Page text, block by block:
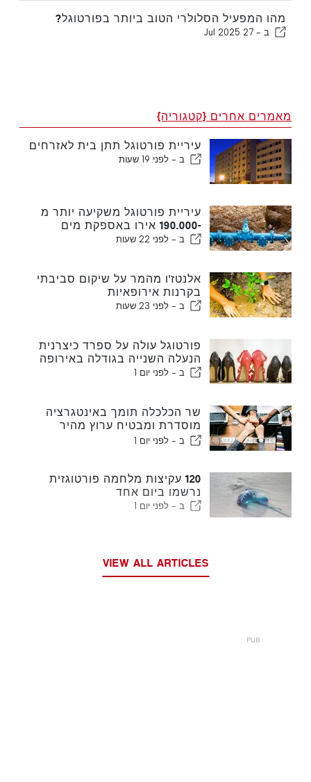
מהו המפעיל הסלולרי הטוב ביותר בפורטוגל?
ב - 27 Jul 2025
מאמרים אחרים {קטגוריה}
עיריית פורטוגל תתן בית לאזרחים
ב - לפני 19 שעות
עיריית פורטוגל משקיעה יותר מ
-190.000 אירו באספקת מים
ב - לפני 22 שעות
אלנטז'ו מהמר על שיקום סביבתי
בקרנות אירופאיות
ב - לפני 23 שעות
פורטוגל עולה על ספרד כיצרנית
הנעלה השנייה בגודלה באירופה
ב - לפני יום 1
שר הכלכלה תומך באינטגרציה
מוסדרת ומבטיח ערוץ מהיר
לעולים
ב - לפני יום 1
120 עקיצות מלחמה פורטוגזית
נרשמו ביום אחד
ב - לפני יום 1
VIEW ALL ARTICLES